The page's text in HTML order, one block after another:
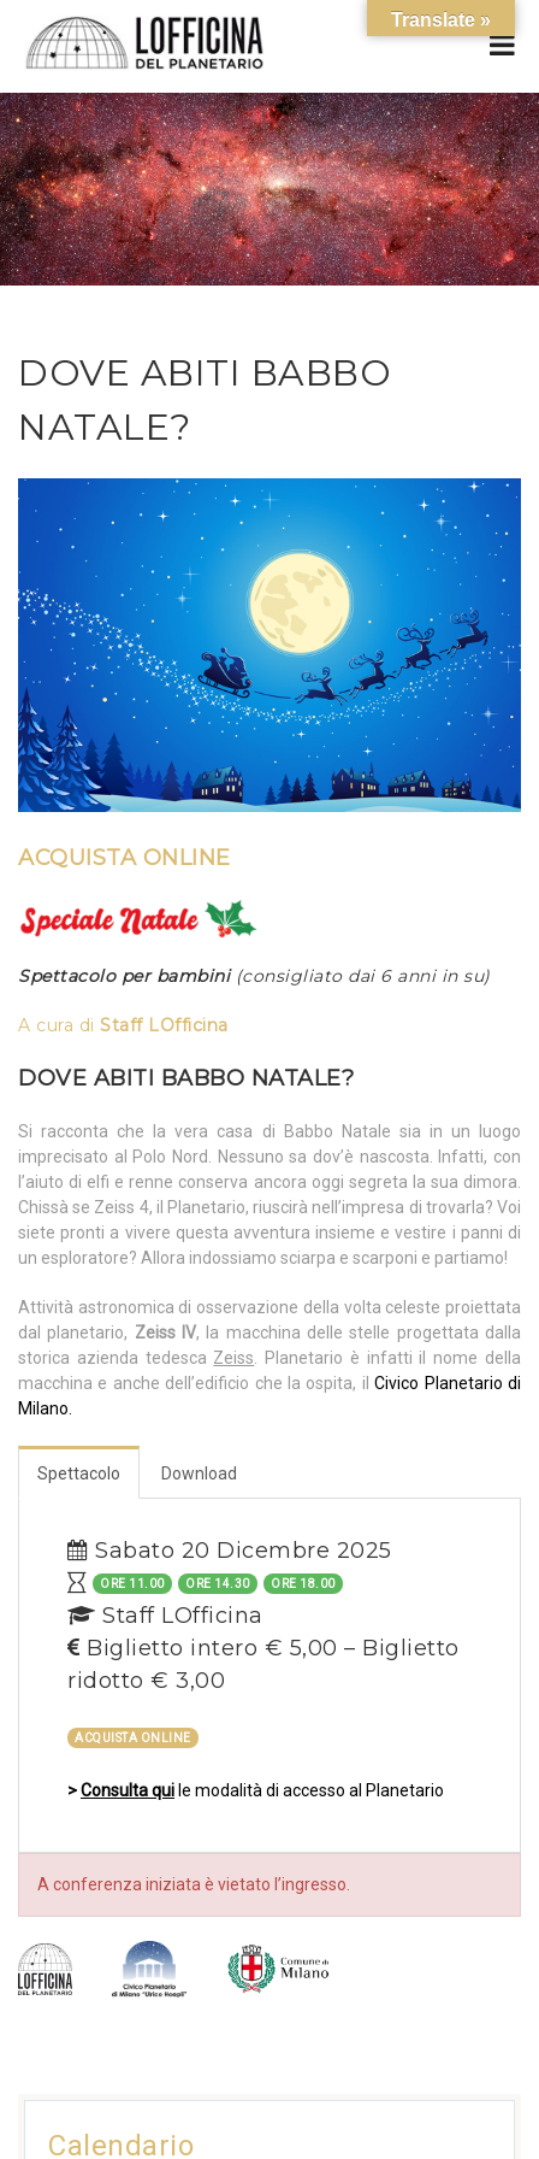
DOVE ABITI BABBO
NATALE?
ACQUISTA ONLINE
Spettacolo per bambini(consigliato dai 6 anni in su)
A cura di Staff LOfficina
DOVE ABITI BABBO NATALE?
Si racconta che la vera casa di Babbo Natale sia in un luogo
imprecisato al Polo Nord. Nessuno sa dov’è nascosta. Infatti, con
l’aiuto di elfi e renne conserva ancora oggi segreta la sua dimora.
Chissà se Zeiss 4, il Planetario, riuscirà nell’impresa di trovarla? Voi
siete pronti a vivere questa avventura insieme e vestire i panni di
un esploratore? Allora indossiamo sciarpa e scarponi e partiamo!
Attività astronomica di osservazione della volta celeste proiettata
dal planetario, Zeiss IV, la macchina delle stelle progettata dalla
storica azienda tedesca Zeiss . Planetario è infatti il nome della
macchina e anche dell’edificio che la ospita, ilCivico Planetario di
Milano.
Spettacolo Download
Sabato 20 Dicembre 2025
ORE 11.00 ORE 14.30 ORE 18.00
Staff LOfficina
Biglietto intero € 5,00 – Biglietto
ridotto € 3,00
ACQUISTA ONLINE
>Consulta quile modalità di accesso al Planetario
A conferenza iniziata è vietato l’ingresso.
Calendario
Translate »